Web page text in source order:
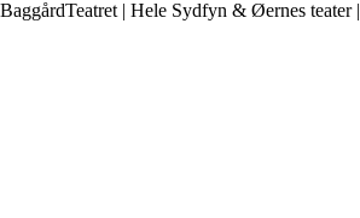
BaggårdTeatret | Hele Sydfyn & Øernes teater |